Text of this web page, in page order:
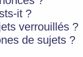
it ?
verrouillés ?
de sujets ?